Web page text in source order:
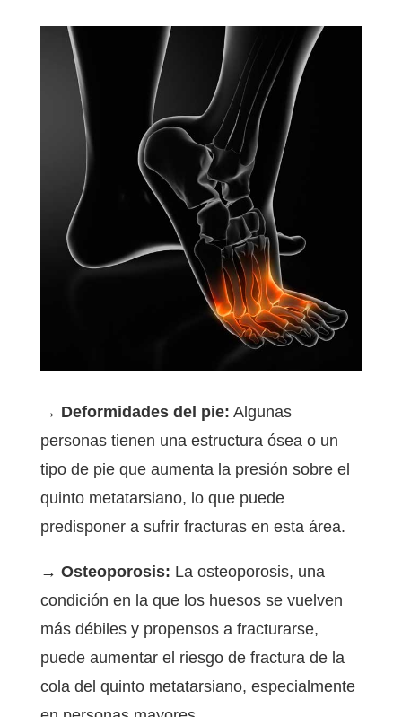
→ Deformidades del pie: Algunas
personas tienen una estructura ósea o un
tipo de pie que aumenta la presión sobre el
quinto metatarsiano, lo que puede
predisponer a sufrir fracturas en esta área.
→ Osteoporosis: La osteoporosis, una
condición en la que los huesos se vuelven
más débiles y propensos a fracturarse,
puede aumentar el riesgo de fractura de la
cola del quinto metatarsiano, especialmente